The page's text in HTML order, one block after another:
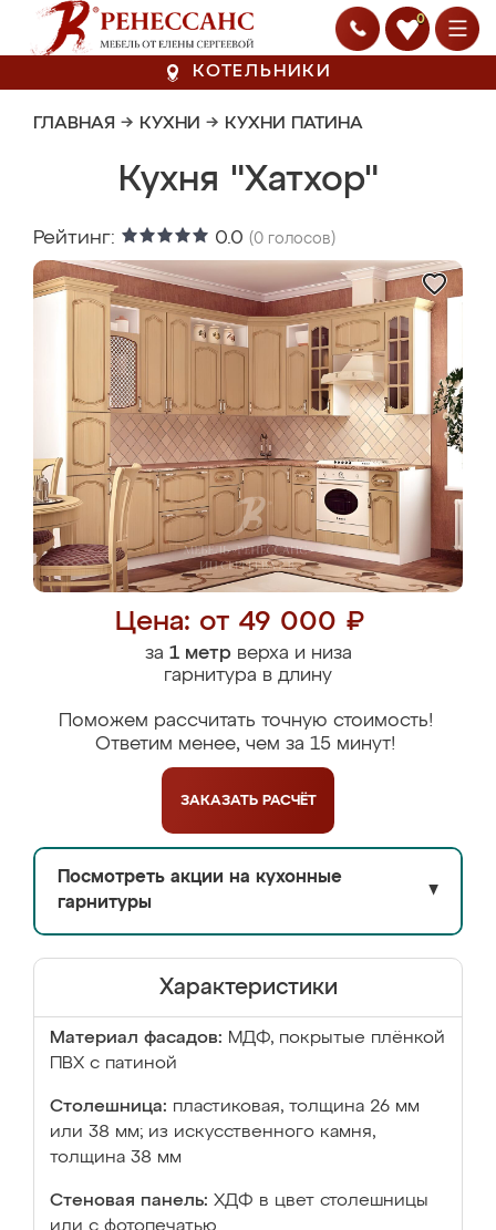
0
КОТЕЛЬНИКИ
ГЛАВНАЯ → КУХНИ → КУХНИ ПАТИНА
Кухня "Хатхор"
Рейтинг: 0.0 (0 голосов)
Цена: от 49 000 ₽
за 1 метрверха и низа
гарнитура в длину
Поможем рассчитать точную стоимость!
Ответим менее, чем за 15 минут!
ЗАКАЗАТЬ РАСЧЁТ
Посмотреть акции на кухонные
гарнитуры
▼
Характеристики
Материал фасадов: МДФ, покрытые плёнкой
ПВХ с патиной
Столешница: пластиковая, толщина 26 мм
или 38 мм; из искусственного камня,
толщина 38 мм
Стеновая панель: ХДФ в цвет столешницы